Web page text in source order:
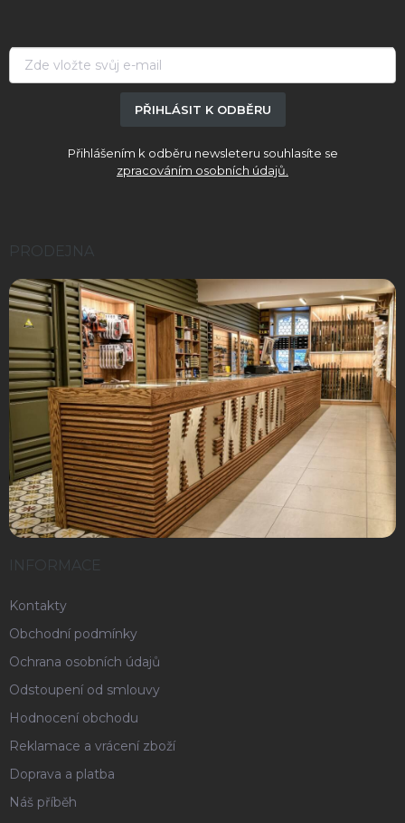
PŘIHLÁSIT K ODBĚRU
Přihlášením k odběru newsleteru souhlasíte se
zpracováním osobních údajů.
PRODEJNA
INFORMACE
Kontakty
Obchodní podmínky
Ochrana osobních údajů
Odstoupení od smlouvy
Hodnocení obchodu
Reklamace a vrácení zboží
Doprava a platba
Náš příběh